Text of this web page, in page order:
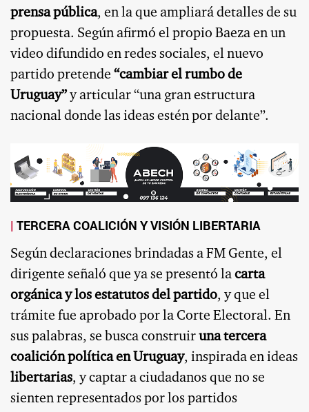
prensa pública, en la que ampliará detalles de su
propuesta. Según afirmó el propio Baeza en un
video difundido en redes sociales, el nuevo
partido pretende “cambiar el rumbo de
Uruguay”y articular “una gran estructura
nacional donde las ideas estén por delante”.
TERCERA COALICIÓN Y VISIÓN LIBERTARIA
Según declaraciones brindadas a FM Gente, el
dirigente señaló que ya se presentó la carta
orgánica y los estatutos del partido, y que el
trámite fue aprobado por la Corte Electoral. En
sus palabras, se busca construir una tercera
coalición política en Uruguay, inspirada en ideas
libertarias, y captar a ciudadanos que no se
sienten representados por los partidos